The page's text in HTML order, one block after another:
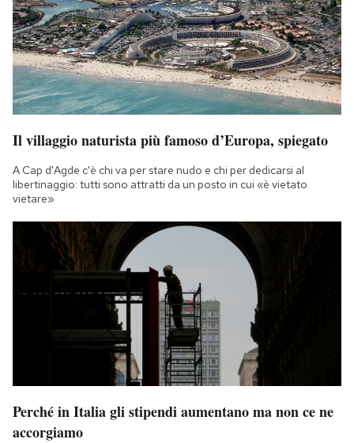
Il villaggio naturista più famoso d’Europa, spiegato
A Cap d'Agde c'è chi va per stare nudo e chi per dedicarsi al
libertinaggio: tutti sono attratti da un posto in cui «è vietato
vietare»
Perché in Italia gli stipendi aumentano ma non ce ne
accorgiamo